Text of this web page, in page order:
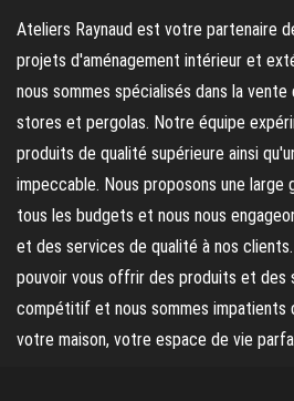
Ateliers Raynaud est votre partenaire
projets d'aménagement intérieur et
nous sommes spécialisés dans la
stores et pergolas. Notre équipe
produits de qualité supérieure ainsi
impeccable. Nous proposons une large
tous les budgets et nous nous
et des services de qualité à nos
pouvoir vous offrir des produits et des
compétitif et nous sommes impatients
votre maison, votre espace de vie